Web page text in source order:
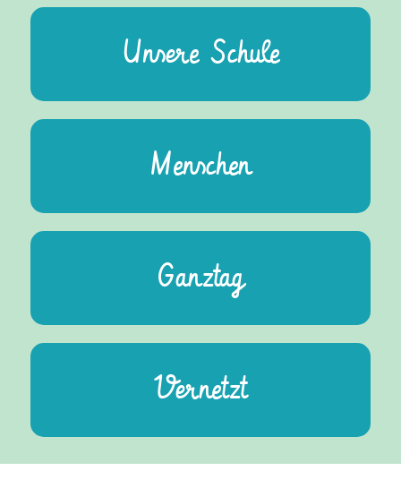
Unsere Schule
Menschen
Ganztag
Vernetzt